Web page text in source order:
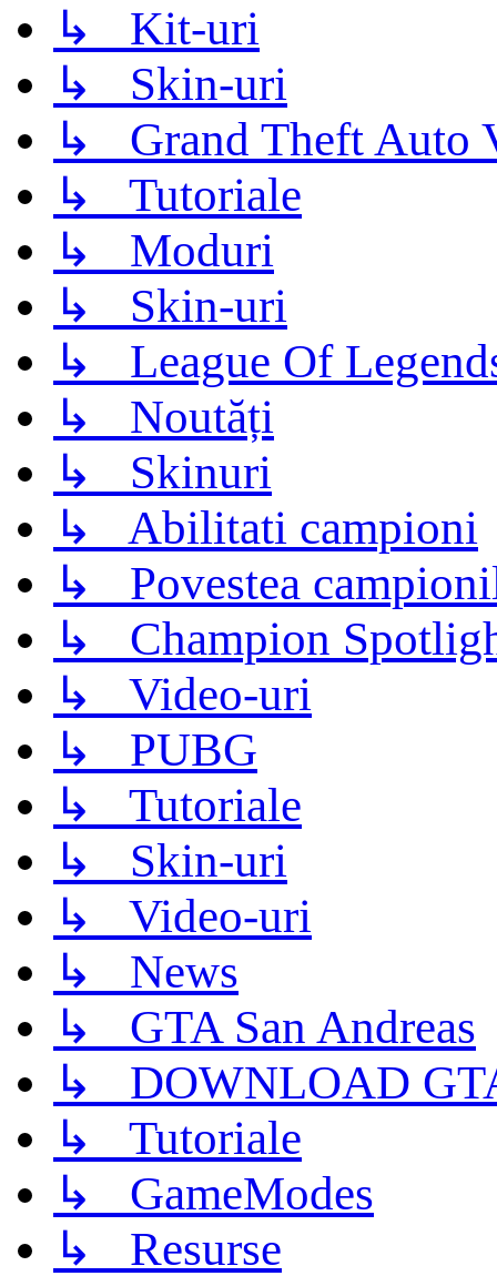
↳ Kit-uri
↳ Skin-uri
↳ Grand Theft Auto
↳ Tutoriale
↳ Moduri
↳ Skin-uri
↳ League Of
↳ Noutăți
↳ Skinuri
↳ Abilitati campioni
↳ Povestea
↳ Champion
↳ Video-uri
↳ PUBG
↳ Tutoriale
↳ Skin-uri
↳ Video-uri
↳ News
↳ GTA San Andreas
↳ DOWNLOAD
↳ Tutoriale
↳ GameModes
↳ Resurse